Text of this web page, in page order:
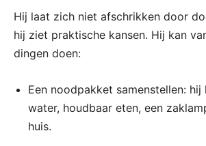
Hij laat zich niet afschrikken door
hij ziet praktische kansen. Hij kan
dingen doen:
Een noodpakket samenstellen: hij
water, houdbaar eten, een
huis.